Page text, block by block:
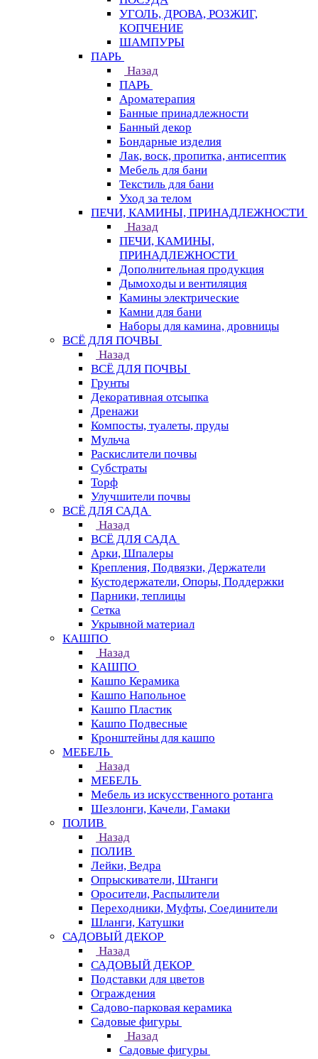
УГОЛЬ, ДРОВА, РОЗЖИГ,
КОПЧЕНИЕ
ШАМПУРЫ
ПАРЬ
Назад
ПАРЬ
Ароматерапия
Банные принадлежности
Банный декор
Бондарные изделия
Лак, воск, пропитка, антисептик
Мебель для бани
Текстиль для бани
Уход за телом
ПЕЧИ, КАМИНЫ, ПРИНАДЛЕЖНОСТИ
Назад
ПЕЧИ, КАМИНЫ,
ПРИНАДЛЕЖНОСТИ
Дополнительная продукция
Дымоходы и вентиляция
Камины электрические
Камни для бани
Наборы для камина, дровницы
ВСЁ ДЛЯ ПОЧВЫ
Назад
ВСЁ ДЛЯ ПОЧВЫ
Грунты
Декоративная отсыпка
Дренажи
Компосты, туалеты, пруды
Мульча
Раскислители почвы
Субстраты
Торф
Улучшители почвы
ВСЁ ДЛЯ САДА
Назад
ВСЁ ДЛЯ САДА
Арки, Шпалеры
Крепления, Подвязки, Держатели
Кустодержатели, Опоры, Поддержки
Парники, теплицы
Сетка
Укрывной материал
КАШПО
Назад
КАШПО
Кашпо Керамика
Кашпо Напольное
Кашпо Пластик
Кашпо Подвесные
Кронштейны для кашпо
МЕБЕЛЬ
Назад
МЕБЕЛЬ
Мебель из искусственного ротанга
Шезлонги, Качели, Гамаки
ПОЛИВ
Назад
ПОЛИВ
Лейки, Ведра
Опрыскиватели, Штанги
Оросители, Распылители
Переходники, Муфты, Соединители
Шланги, Катушки
САДОВЫЙ ДЕКОР
Назад
САДОВЫЙ ДЕКОР
Подставки для цветов
Ограждения
Садово-парковая керамика
Садовые фигуры
Назад
Садовые фигуры